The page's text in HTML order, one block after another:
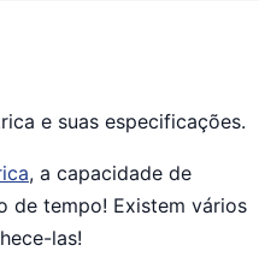
e suas especificações.
, a capacidade de
de tempo! Existem vários
las!